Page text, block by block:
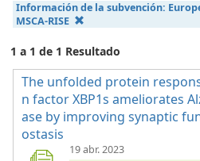
Información de la subvención:
MSCA-RISE
1 a 1 de 1 Resultado
The unfolded protein
n factor XBP1s ameliorates
ase by improving synaptic
ostasis
19 abr. 2023